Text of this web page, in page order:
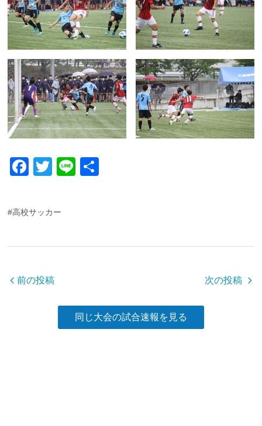
F
c
e
b
o
T
er
Li 共
#高校サッカー
前の投稿 次の投稿
同じ大会の試合速報を見る